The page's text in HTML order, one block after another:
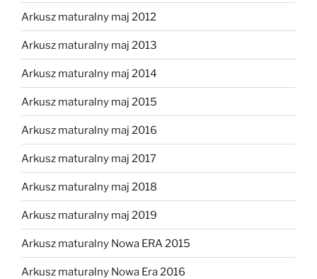
Arkusz maturalny maj 2012
Arkusz maturalny maj 2013
Arkusz maturalny maj 2014
Arkusz maturalny maj 2015
Arkusz maturalny maj 2016
Arkusz maturalny maj 2017
Arkusz maturalny maj 2018
Arkusz maturalny maj 2019
Arkusz maturalny Nowa ERA 2015
Arkusz maturalny Nowa Era 2016